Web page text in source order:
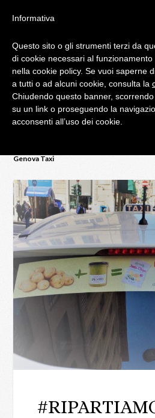
IL BLOG DI
Genova Taxi
Informativa
Questo sito o gli strumenti terzi da
di cookie necessari al
nella cookie policy. Se vuoi saperne
a tutti o ad alcuni cookie, consulta la
Chiudendo questo banner,
su un link o proseguendo la
acconsenti all’uso dei cookie.